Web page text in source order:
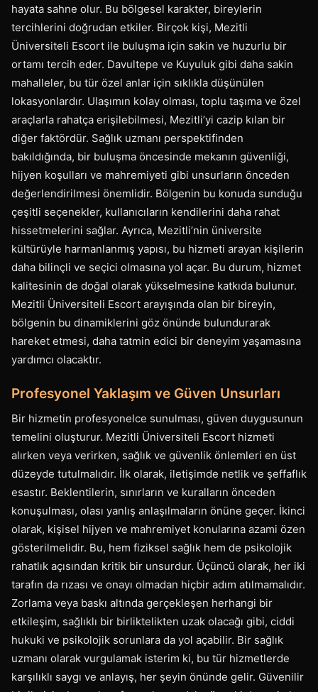
hayata sahne olur. Bu bölgesel karakter, bireylerin
tercihlerini doğrudan etkiler. Birçok kişi, Mezitli
Üniversiteli Escort ile buluşma için sakin ve huzurlu bir
ortamı tercih eder. Davultepe ve Kuyuluk gibi daha sakin
mahalleler, bu tür özel anlar için sıklıkla düşünülen
lokasyonlardır. Ulaşımın kolay olması, toplu taşıma ve özel
araçlarla rahatça erişilebilmesi, Mezitli’yi cazip kılan bir
diğer faktördür. Sağlık uzmanı perspektifinden
bakıldığında, bir buluşma öncesinde mekanın güvenliği,
hijyen koşulları ve mahremiyeti gibi unsurların önceden
değerlendirilmesi önemlidir. Bölgenin bu konuda sunduğu
çeşitli seçenekler, kullanıcıların kendilerini daha rahat
hissetmelerini sağlar. Ayrıca, Mezitli’nin üniversite
kültürüyle harmanlanmış yapısı, bu hizmeti arayan kişilerin
daha bilinçli ve seçici olmasına yol açar. Bu durum, hizmet
kalitesinin de doğal olarak yükselmesine katkıda bulunur.
Mezitli Üniversiteli Escort arayışında olan bir bireyin,
bölgenin bu dinamiklerini göz önünde bulundurarak
hareket etmesi, daha tatmin edici bir deneyim yaşamasına
yardımcı olacaktır.
Profesyonel Yaklaşım ve Güven Unsurları
Bir hizmetin profesyonelce sunulması, güven duygusunun
temelini oluşturur. Mezitli Üniversiteli Escort hizmeti
alırken veya verirken, sağlık ve güvenlik önlemleri en üst
düzeyde tutulmalıdır. İlk olarak, iletişimde netlik ve şeffaflık
esastır. Beklentilerin, sınırların ve kuralların önceden
konuşulması, olası yanlış anlaşılmaların önüne geçer. İkinci
olarak, kişisel hijyen ve mahremiyet konularına azami özen
gösterilmelidir. Bu, hem fiziksel sağlık hem de psikolojik
rahatlık açısından kritik bir unsurdur. Üçüncü olarak, her iki
tarafın da rızası ve onayı olmadan hiçbir adım atılmamalıdır.
Zorlama veya baskı altında gerçekleşen herhangi bir
etkileşim, sağlıklı bir birliktelikten uzak olacağı gibi, ciddi
hukuki ve psikolojik sorunlara da yol açabilir. Bir sağlık
uzmanı olarak vurgulamak isterim ki, bu tür hizmetlerde
karşılıklı saygı ve anlayış, her şeyin önünde gelir. Güvenilir